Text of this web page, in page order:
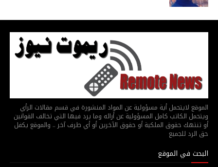
الموقع لايتحمل أية مسؤولية عن المواد المنشورة في قسم مقالات الرأي
ويتحمل الكاتب كامل المسؤولية عن أرائه وما يرد فيها التي تخالف القوانين
أو تنتهك حقوق الملكية أو حقوق الآخرين أو أي طرف آخر .. والموقع يكفل
حق الرد للجميع
البحث في الموقع